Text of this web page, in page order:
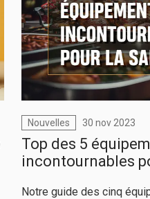
Nouvelles 30 nov 2023
Top des 5
incontournables
Notre guide des cinq